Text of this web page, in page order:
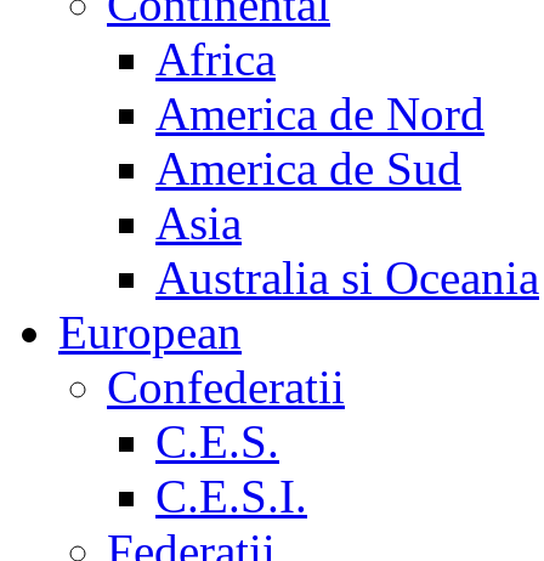
Africa
America de Nord
America de Sud
Asia
Australia si Oceania
European
Confederatii
C.E.S.
C.E.S.I.
Federatii